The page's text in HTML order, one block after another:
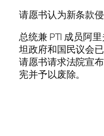
请愿书认为新条款侵
总统兼 PTI 成员阿
坦政府和国民议会
请愿书请求法院宣
宪并予以废除。